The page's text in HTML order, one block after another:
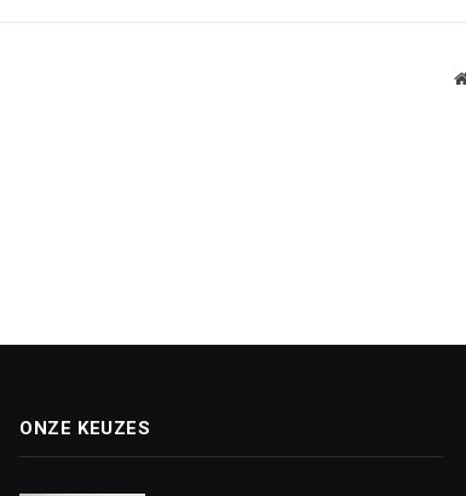
ONZE KEUZES